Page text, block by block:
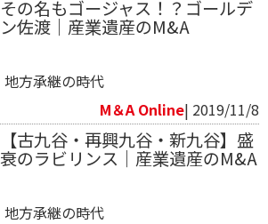
その名もゴージャス！？ゴールデ
ン佐渡｜産業遺産のM&A
地方承継の時代
M＆A Online| 2019/11/8
【古九谷・再興九谷・新九谷】盛
衰のラビリンス｜産業遺産のM&A
地方承継の時代